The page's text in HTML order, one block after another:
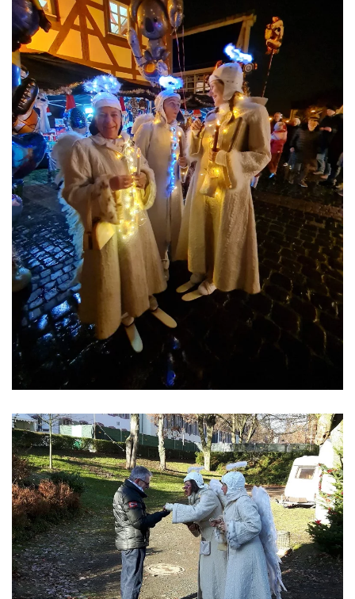
ansehen
ansehen